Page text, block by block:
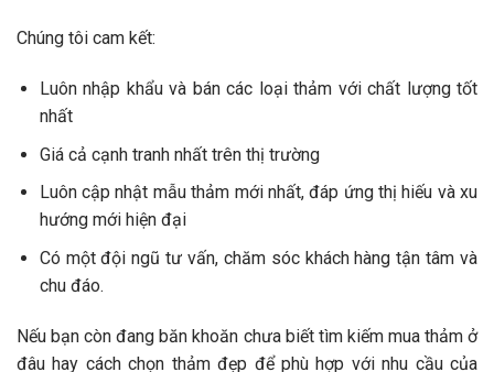
Chúng tôi cam kết:
Luôn nhập khẩu và bán các loại thảm với chất lượng tốt
nhất
Giá cả cạnh tranh nhất trên thị trường
Luôn cập nhật mẫu thảm mới nhất, đáp ứng thị hiếu và xu
hướng mới hiện đại
Có một đội ngũ tư vấn, chăm sóc khách hàng tận tâm và
chu đáo.
Nếu bạn còn đang băn khoăn chưa biết tìm kiếm mua thảm ở
đâu hay cách chọn thảm đẹp để phù hợp với nhu cầu của